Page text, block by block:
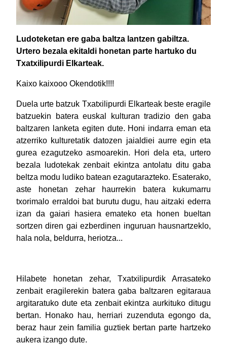
Ludoteketan ere gaba baltza lantzen gabiltza.
Urtero bezala ekitaldi honetan parte hartuko du
Txatxilipurdi Elkarteak.
Kaixo kaixooo Okendotik!!!!
Duela urte batzuk Txatxilipurdi Elkarteak beste eragile
batzuekin batera euskal kulturan tradizio den gaba
baltzaren lanketa egiten dute. Honi indarra eman eta
atzerriko kulturetatik datozen jaialdiei aurre egin eta
gurea ezagutzeko asmoarekin. Hori dela eta, urtero
bezala ludotekak zenbait ekintza antolatu ditu gaba
beltza modu ludiko batean ezagutarazteko. Esaterako,
aste honetan zehar haurrekin batera kukumarru
txorimalo erraldoi bat burutu dugu, hau aitzaki ederra
izan da gaiari hasiera emateko eta honen bueltan
sortzen diren gai ezberdinen inguruan hausnartzeklo,
hala nola, beldurra, heriotza...
Hilabete honetan zehar, Txatxilipurdik Arrasateko
zenbait eragilerekin batera gaba baltzaren egitaraua
argitaratuko dute eta zenbait ekintza aurkituko ditugu
bertan. Honako hau, herriari zuzenduta egongo da,
beraz haur zein familia guztiek bertan parte hartzeko
aukera izango dute.